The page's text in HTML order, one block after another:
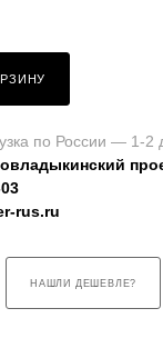
по России — 1-2
rus.ru
НАШЛИ ДЕШЕВЛЕ?